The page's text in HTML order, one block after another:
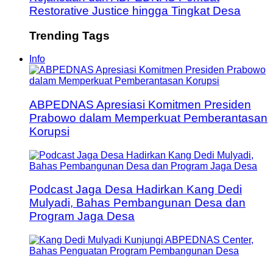
Restorative Justice hingga Tingkat Desa
Trending Tags
Info
ABPEDNAS Apresiasi Komitmen Presiden
Prabowo dalam Memperkuat Pemberantasan
Korupsi
Podcast Jaga Desa Hadirkan Kang Dedi
Mulyadi, Bahas Pembangunan Desa dan
Program Jaga Desa